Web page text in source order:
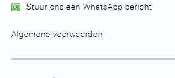
Stuur ons een WhatsApp bericht
Algemene voorwaarden